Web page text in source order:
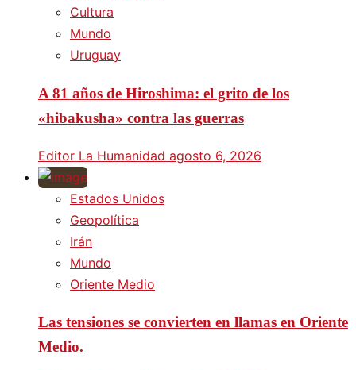
Cultura
Mundo
Uruguay
A 81 años de Hiroshima: el grito de los
«hibakusha» contra las guerras
Editor La Humanidad agosto 6, 2026
Estados Unidos
Geopolítica
Irán
Mundo
Oriente Medio
Las tensiones se convierten en llamas en Oriente
Medio.